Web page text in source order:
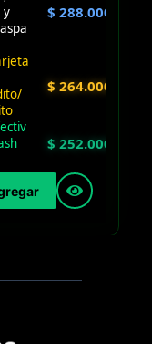
$ 288.000
$ 264.000
$ 252.000